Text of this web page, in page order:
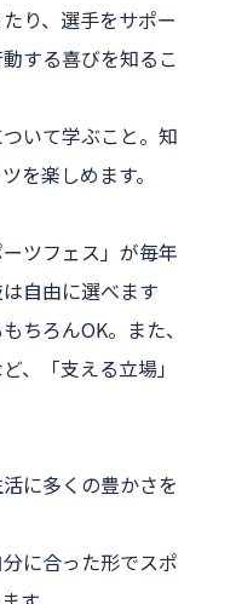
り、選手をサポー
する喜びを知るこ
いて学ぶこと。知
を楽しめます。
ツフェス」が毎年
自由に選べます
ちろんOK。また、
、「支える立場」
に多くの豊かさを
に合った形でスポ